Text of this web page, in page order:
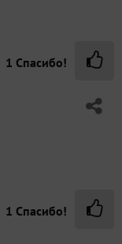
1 Спасибо!
1 Спасибо!